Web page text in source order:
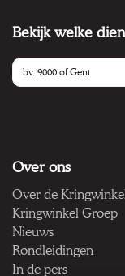
Bekijk welke
Over ons
Over de
Kringwinkel Groep
Nieuws
Rondleidingen
In de pers